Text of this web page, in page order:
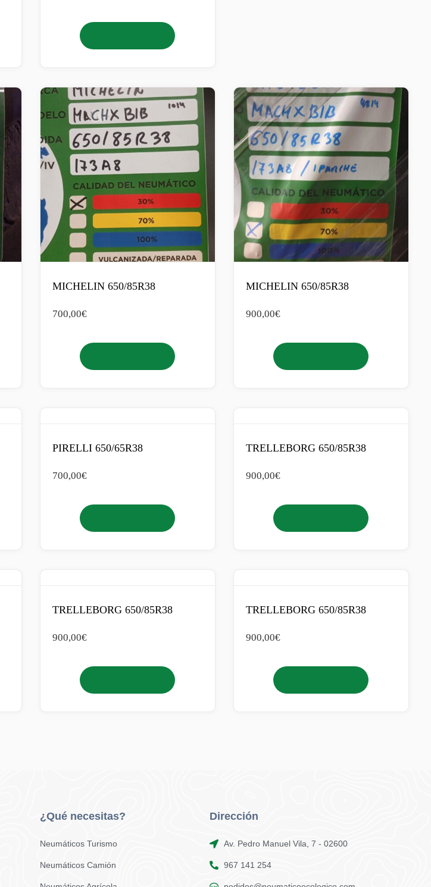
MICHELIN 650/85R38
700,00€
MICHELIN 650/85R38
900,00€
PIRELLI 650/65R38
700,00€
TRELLEBORG 650/85R38
900,00€
TRELLEBORG 650/85R38
900,00€
TRELLEBORG 650/85R38
900,00€
¿Qué necesitas?
Neumáticos Turismo
Neumáticos Camión
Dirección
Av. Pedro Manuel Vila, 7 - 02600
967 141 254